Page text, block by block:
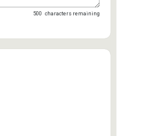
500 characters remaining